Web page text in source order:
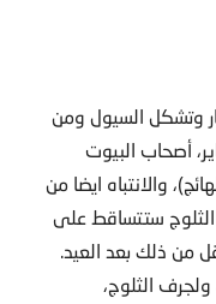
وتشكل السيول ومن
أصحاب البيوت
والانتباه ايضا من
ستتساقط على
الثلوج،